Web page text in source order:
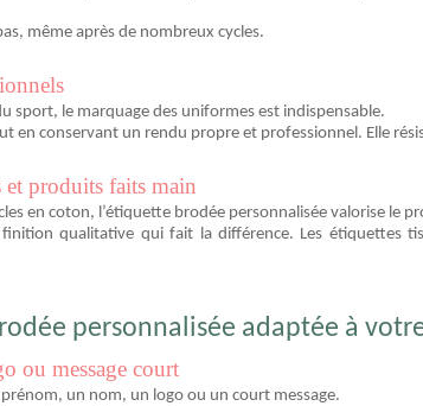
même après de nombreux cycles.
sport, le marquage des uniformes est indispensable.
en conservant un rendu propre et professionnel. Elle
et produits faits main
en coton, l’étiquette brodée personnalisée valorise le
qualitative qui fait la différence. Les étiquettes
personnalisée adaptée à
ou message court
un nom, un logo ou un court message.